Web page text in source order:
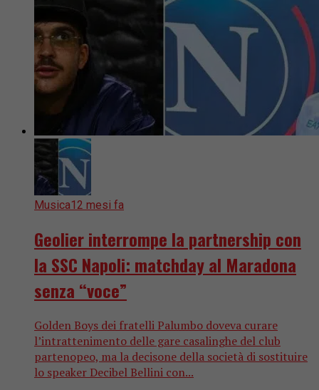
Musica12 mesi fa
Geolier interrompe la partnership con
la SSC Napoli: matchday al Maradona
senza “voce”
Golden Boys dei fratelli Palumbo doveva curare
l’intrattenimento delle gare casalinghe del club
partenopeo, ma la decisone della società di sostituire
lo speaker Decibel Bellini con...